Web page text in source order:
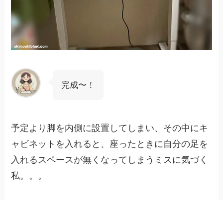
完成〜！
予定より脚を内側に設置してしまい、その中にキ
ャビネットを入れると、座ったときに自分の足を
入れるスペースが無くなってしまうミスに気づく
私。。。